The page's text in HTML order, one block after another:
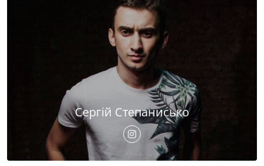
Сергій Степанисько